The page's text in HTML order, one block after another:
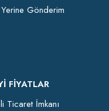
Gönderim
FIYATLAR
Ticaret İmkanı